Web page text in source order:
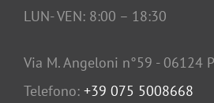
LUN- VEN: 8:00 – 18:30
Via M. Angeloni n°59 - 06124
Telefono: +39 075 5008668